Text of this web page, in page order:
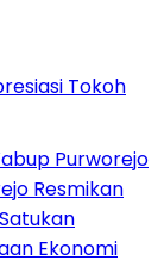
Tokoh
Purworejo
Resmikan
Ekonomi